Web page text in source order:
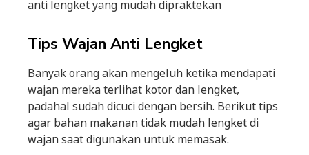
anti lengket yang mudah dipraktekan
Tips Wajan Anti Lengket
Banyak orang akan mengeluh ketika mendapati
wajan mereka terlihat kotor dan lengket,
padahal sudah dicuci dengan bersih. Berikut tips
agar bahan makanan tidak mudah lengket di
wajan saat digunakan untuk memasak.